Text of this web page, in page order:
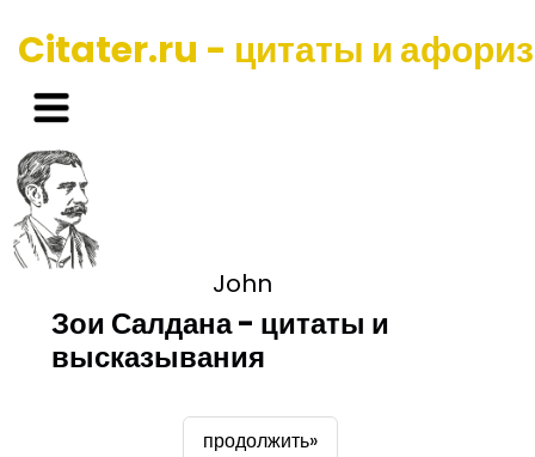
Citater.ru - цитаты и
John
Зои Салдана - цитаты и
высказывания
продолжить»